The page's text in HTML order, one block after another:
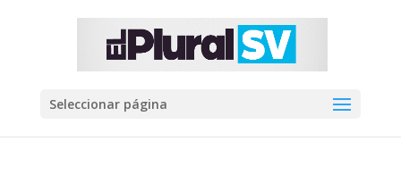
Seleccionar página